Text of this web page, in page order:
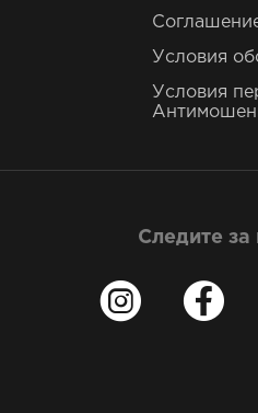
Условия
Условия
Следите за